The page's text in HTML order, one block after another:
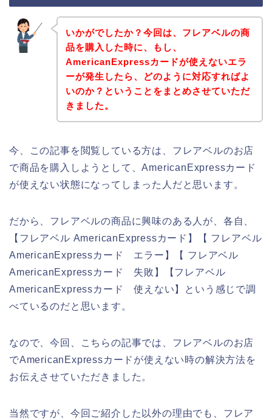
いかがでしたか？今回は、フレアベルの商
品を購入した時に、もし、
AmericanExpressカードが使えないエラ
ーが発生したら、どのように対応すればよ
いのか？ということをまとめさせていただ
きました。
今、この記事を閲覧している方は、フレアベルのお店
で商品を購入しようとして、AmericanExpressカード
が使えない状態になってしまった人だと思います。
だから、フレアベルの商品に興味のある人が、各自、
【フレアベル AmericanExpressカード】【 フレアベル
AmericanExpressカード エラー】【 フレアベル
AmericanExpressカード 失敗】【フレアベル
AmericanExpressカード 使えない】という感じで調
べているのだと思います。
なので、今回、こちらの記事では、フレアベルのお店
でAmericanExpressカードが使えない時の解決方法を
お伝えさせていただきました。
当然ですが、今回ご紹介した以外の理由でも、フレア